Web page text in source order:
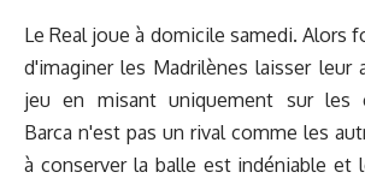
Le Real joue à domicile samedi. Alors
d'imaginer les Madrilènes laisser leur
jeu en misant uniquement sur les
Barca n'est pas un rival comme les
à conserver la balle est indéniable et